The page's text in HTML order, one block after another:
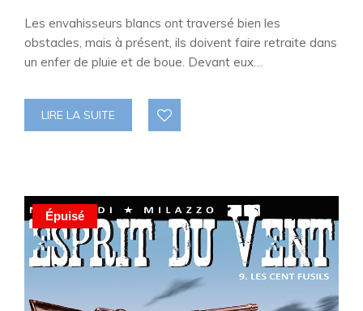
Les envahisseurs blancs ont traversé bien les
obstacles, mais à présent, ils doivent faire retraite dans
un enfer de pluie et de boue. Devant eux…
LIRE LA SUITE
Épuisé